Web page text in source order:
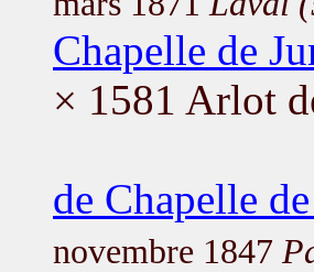
Chapelle de
× 1581 Arlot
de Chapelle
novembre 1847